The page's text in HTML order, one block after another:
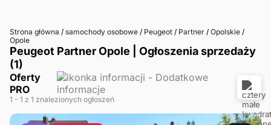
Strona główna / samochody osobowe / Peugeot / Partner / Opolskie /
Opole
Peugeot Partner Opole | Ogłoszenia sprzedaży
(1)
Oferty
PRO
1 - 1 z 1 znalezionych ogłoszeń